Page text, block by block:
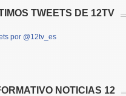
TWEETS DE 12TV
por @12tv_es
NOTICIAS 12